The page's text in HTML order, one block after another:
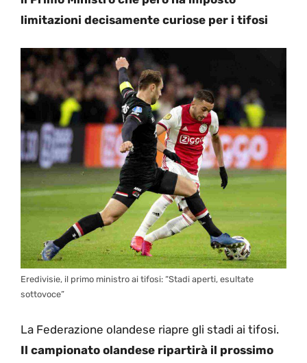
limitazioni decisamente curiose per i tifosi
Eredivisie, il primo ministro ai tifosi: “Stadi aperti, esultate
sottovoce”
La Federazione olandese riapre gli stadi ai tifosi.
Il campionato olandese ripartirà il prossimo